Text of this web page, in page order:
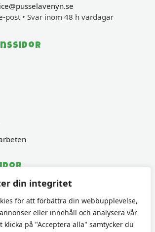
din integritet
för att förbättra din webbupplevelse,
eller innehåll och analysera vår
klicka på "Acceptera alla" samtycker du
post • Svar inom 48 h vardagar